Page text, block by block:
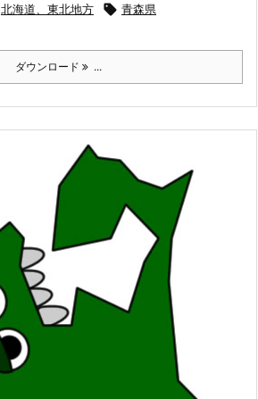
北海道、東北地方  青森県
ダウンロード ...